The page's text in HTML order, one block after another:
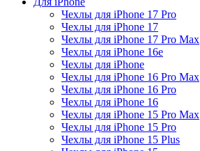
Чехлы для iPhone 17 Pro
Чехлы для iPhone 17
Чехлы для iPhone 17 Pro Max
Чехлы для iPhone 16e
Чехлы для iPhone
Чехлы для iPhone 16 Pro Max
Чехлы для iPhone 16 Pro
Чехлы для iPhone 16
Чехлы для iPhone 15 Pro Max
Чехлы для iPhone 15 Pro
Чехлы для iPhone 15 Plus